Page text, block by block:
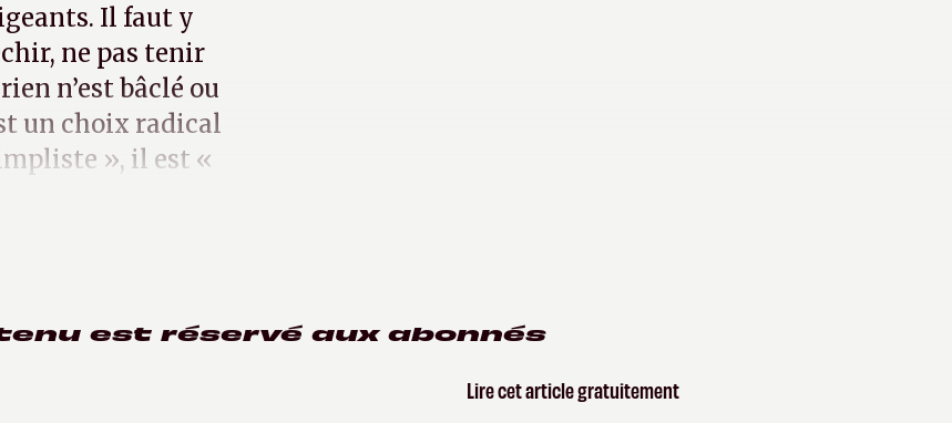
Il faut y
ne pas tenir
n’est bâclé ou
un choix radical
», il est «
est réservé aux abonnés
Lire cet article gratuitement